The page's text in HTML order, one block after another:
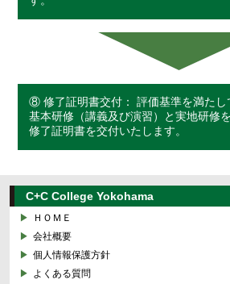
⑧ 修了証明書交付： 評価基準を満たし
基本研修（講義及び演習）と実地研修
修了証明書を交付いたします。
C+C College Yokohama
ＨＯＭＥ
会社概要
個人情報保護方針
よくある質問